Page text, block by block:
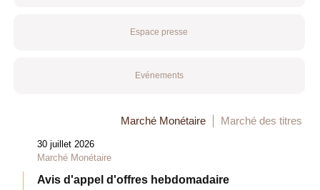
Espace presse
Evénements
Marché Monétaire Marché des titres
30 juillet 2026
Marché Monétaire
Avis d'appel d'offres hebdomadaire